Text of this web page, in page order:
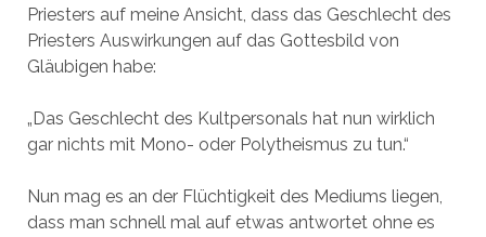
Priesters auf meine Ansicht, dass das Geschlecht des
Priesters Auswirkungen auf das Gottesbild von
Gläubigen habe:
„Das Geschlecht des Kultpersonals hat nun wirklich
gar nichts mit Mono- oder Polytheismus zu tun.“
Nun mag es an der Flüchtigkeit des Mediums liegen,
dass man schnell mal auf etwas antwortet ohne es